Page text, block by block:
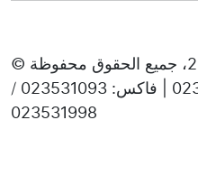
© حقوق النشر 2025، جميع الحقوق محفوظة ENTV |
الهاتف: 023531010 | فاكس: 023531093 /
023531998